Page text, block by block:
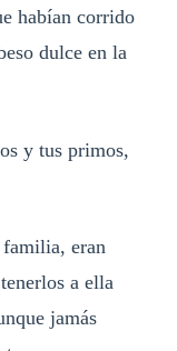
habían corrido
dulce en la
y tus primos,
familia, eran
a ella
jamás